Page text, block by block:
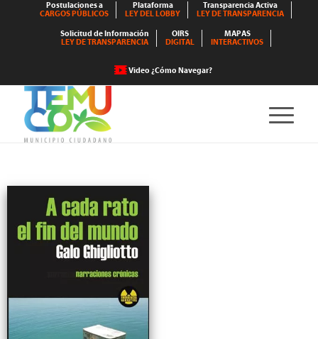
Postulaciones a
CARGOS PÚBLICOS
Plataforma
LEY DEL LOBBY
Transparencia Activa
LEY DE TRANSPARENCIA
Solicitud de Información
LEY DE TRANSPARENCIA
OIRS
DIGITAL
MAPAS
INTERACTIVOS
Video ¿Cómo Navegar?